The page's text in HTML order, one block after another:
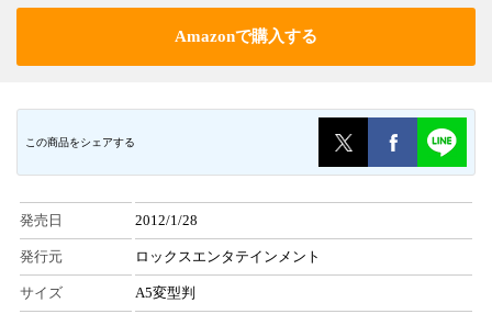
Amazonで購入する
この商品をシェアする
発売日 2012/1/28
発行元 ロックスエンタテインメント
サイズ A5変型判